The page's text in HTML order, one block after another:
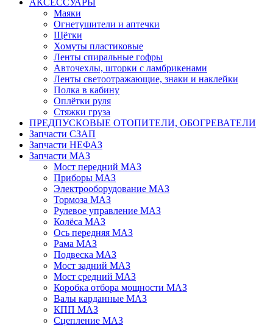
Маяки
Огнетушители и аптечки
Щётки
Хомуты пластиковые
Ленты спиральные гофры
Авточехлы, шторки с ламбрикенами
Ленты светоотражающие, знаки и наклейки
Полка в кабину
Оплётки руля
Cтяжки груза
ПРЕДПУСКОВЫЕ ОТОПИТЕЛИ, ОБОГРЕВАТЕЛИ
Запчасти СЗАП
Запчасти НЕФАЗ
Запчасти МАЗ
Мост передний МАЗ
Приборы МАЗ
Электрооборудование МАЗ
Тормоза МАЗ
Рулевое управление МАЗ
Колёса МАЗ
Ось передняя МАЗ
Рама МАЗ
Подвеска МАЗ
Мост задний МАЗ
Мост средний МАЗ
Коробка отбора мощности МАЗ
Валы карданные МАЗ
КПП МАЗ
Сцепление МАЗ